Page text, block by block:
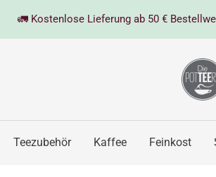
🚛 Kostenlose Lieferung ab 50 €
Teezubehör Kaffee Feinkost